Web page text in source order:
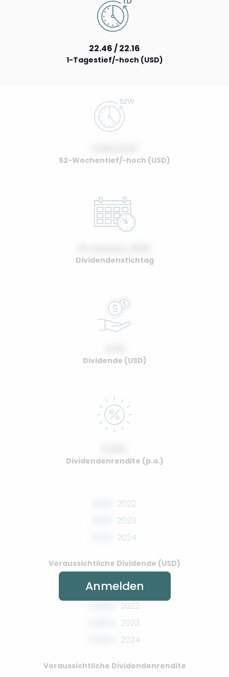
22.46 / 22.16
1-Tagestief/-hoch (USD)
52-Wochentief/-hoch (USD)
Dividendenstichtag
Dividende (USD)
Dividendenrendite (p.a.)
2022
2023
2024
Voraussichtliche Dividende (USD)
2022
2023
2024
Voraussichtliche Dividendenrendite
Anmelden